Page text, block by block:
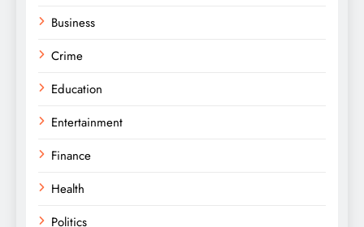
Business
Crime
Education
Entertainment
Finance
Health
Politics